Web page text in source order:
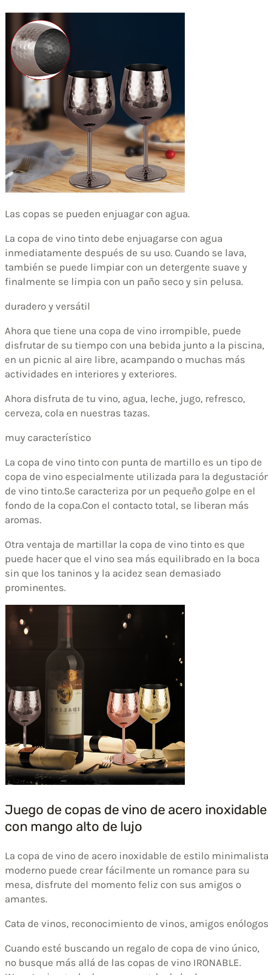
Las copas se pueden enjuagar con agua.
La copa de vino tinto debe enjuagarse con agua
inmediatamente después de su uso. Cuando se lava,
también se puede limpiar con un detergente suave y
finalmente se limpia con un paño seco y sin pelusa.
duradero y versátil
Ahora que tiene una copa de vino irrompible, puede
disfrutar de su tiempo con una bebida junto a la piscina,
en un picnic al aire libre, acampando o muchas más
actividades en interiores y exteriores.
Ahora disfruta de tu vino, agua, leche, jugo, refresco,
cerveza, cola en nuestras tazas.
muy característico
La copa de vino tinto con punta de martillo es un tipo de
copa de vino especialmente utilizada para la
de vino tinto.Se caracteriza por un pequeño golpe en el
fondo de la copa.Con el contacto total, se liberan más
aromas.
Otra ventaja de martillar la copa de vino tinto es que
puede hacer que el vino sea más equilibrado en la boca
sin que los taninos y la acidez sean demasiado
prominentes.
Juego de copas de vino de acero inoxidable
con mango alto de lujo
La copa de vino de acero inoxidable de estilo minimalista
moderno puede crear fácilmente un romance para su
mesa, disfrute del momento feliz con sus amigos o
amantes.
Cata de vinos, reconocimiento de vinos, amigos
Cuando esté buscando un regalo de copa de vino único,
no busque más allá de las copas de vino IRONABLE.